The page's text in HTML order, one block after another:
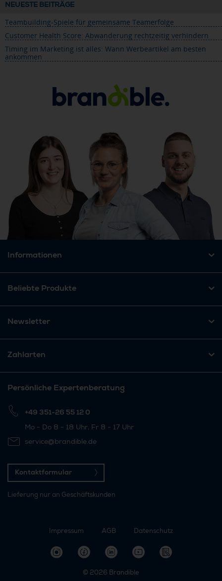
NEUESTE BEITRÄGE
Teambuilding-Spiele für gemeinsame Teamerfolge
Customer Health Score: Abwanderung rechtzeitig verhindern
Timing im Marketing ist alles: Wann Werbeartikel am besten
ankommen
Informationen
Beliebte Produkte
Newsletter
Zahlarten
Persönliche Expertenberatung
+49 351-26 55 12 0
Mo - Do 8 - 18 Uhr, Fr 8 - 17 Uhr
service@brandible.de
Kontaktformular
Lieferung nur an Geschäftskunden
Impressum AGB Datenschutz
© 2026 Brandible